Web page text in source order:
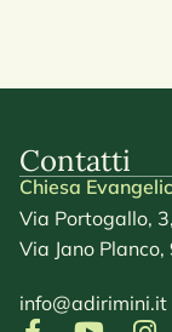
Contatti
Chiesa
Via Portogallo,
Via Jano
info@adirimini.it